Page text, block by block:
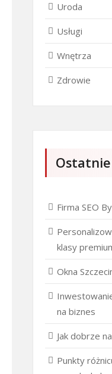
Uroda
Usługi
Wnętrza
Zdrowie
Firma SEO
klasy
Okna
na biznes
Jak dobrze
Punkty